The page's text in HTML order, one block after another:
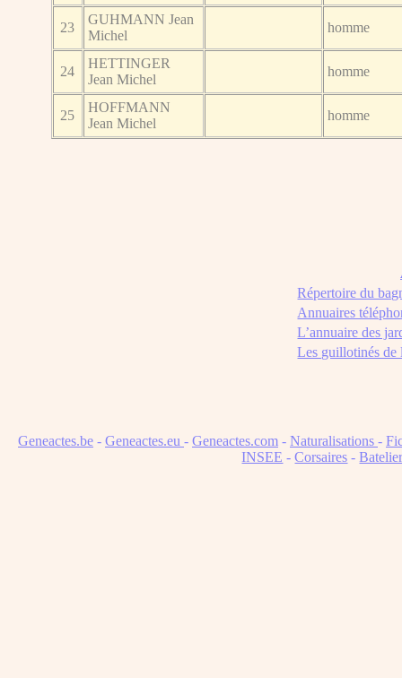
23
GUHMANN Jean
Michel
homme
24
HETTINGER
Jean Michel
homme
25
HOFFMANN
Jean Michel
homme
Répertoire du
Annuaires
L’annuaire des
Les guillotinés de
Geneactes.be - Geneactes.eu - Geneactes.com - Naturalisations -
INSEE -Corsaires -